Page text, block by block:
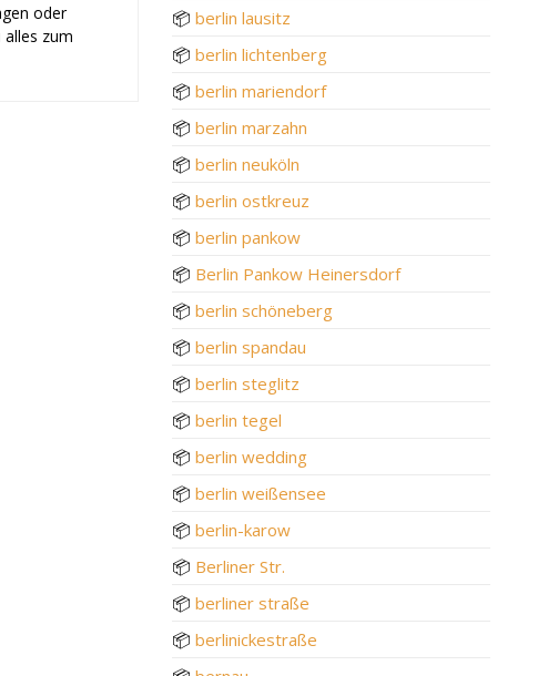
oder
zum
📦 berlin lausitz
📦 berlin lichtenberg
📦 berlin mariendorf
📦 berlin marzahn
📦 berlin neuköln
📦 berlin ostkreuz
📦 berlin pankow
📦 Berlin Pankow Heinersdorf
📦 berlin schöneberg
📦 berlin spandau
📦 berlin steglitz
📦 berlin tegel
📦 berlin wedding
📦 berlin weißensee
📦 berlin-karow
📦 Berliner Str.
📦 berliner straße
📦 berlinickestraße